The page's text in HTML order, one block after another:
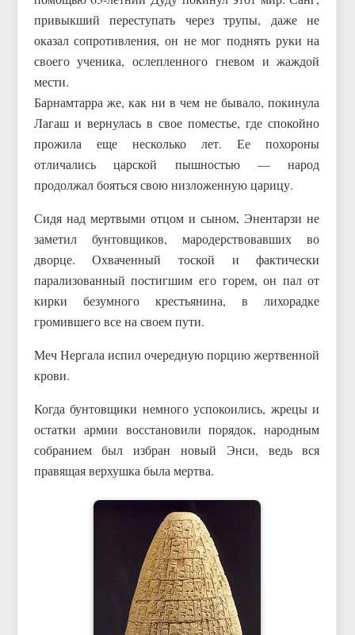
привыкший переступать через трупы, даже не
оказал сопротивления, он не мог поднять руки на
своего ученика, ослепленного гневом и жаждой
мести.
Барнамтарра же, как ни в чем не бывало, покинула
Лагаш и вернулась в свое поместье, где спокойно
прожила еще несколько лет. Ее похороны
отличались царской пышностью — народ
продолжал бояться свою низложенную царицу.
Сидя над мертвыми отцом и сыном, Энентарзи не
заметил бунтовщиков, мародерствовавших во
дворце. Охваченный тоской и фактически
парализованный постигшим его горем, он пал от
кирки безумного крестьянина, в лихорадке
громившего все на своем пути.
Меч Нергала испил очередную порцию жертвенной
крови.
Когда бунтовщики немного успокоились, жрецы и
остатки армии восстановили порядок, народным
собранием был избран новый Энси, ведь вся
правящая верхушка была мертва.